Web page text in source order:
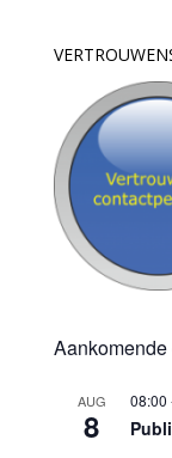
AUG
8
08:00